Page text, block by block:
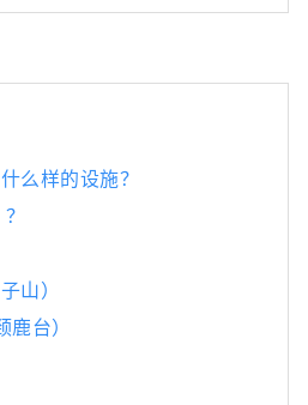
察动物、与动物互动。
么样的设施？
山）
台）